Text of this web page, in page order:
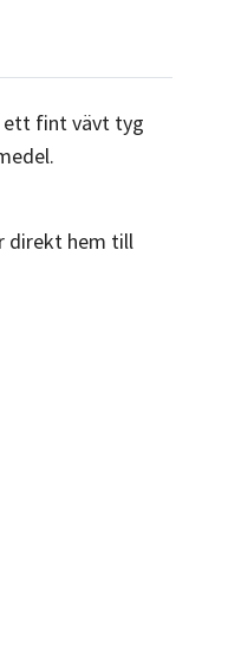
ett fint vävt tyg
direkt hem till